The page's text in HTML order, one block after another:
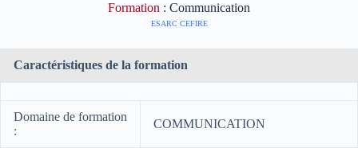
Formation : Communication
ESARC CEFIRE
Caractéristiques de la formation
Domaine de formation
:
COMMUNICATION